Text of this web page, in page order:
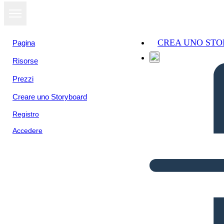
Pagina
Risorse
Prezzi
Creare uno Storyboard
Registro
Accedere
CREA UNO